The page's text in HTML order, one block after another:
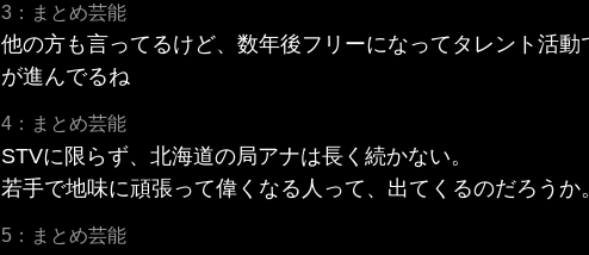
3：まとめ芸能
他の方も言ってるけど、数年後フリーになってタレント活
が進んでるね
4：まとめ芸能
STVに限らず、北海道の局アナは長く続かない。
若手で地味に頑張って偉くなる人って、出てくるのだろうか。
5：まとめ芸能